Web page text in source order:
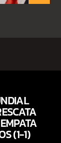
(1-1)